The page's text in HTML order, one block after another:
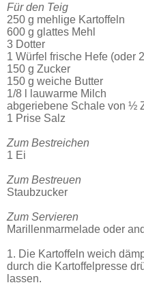
Für den Teig
250 g mehlige Kartoffeln
600 g glattes Mehl
3 Dotter
1 Würfel frische Hefe (oder
150 g Zucker
150 g weiche Butter
1/8 l lauwarme Milch
abgeriebene Schale von ½
1 Prise Salz
Zum Bestreichen
1 Ei
Zum Bestreuen
Staubzucker
Zum Servieren
Marillenmarmelade oder
1. Die Kartoffeln weich
durch die Kartoffelpresse
lassen.